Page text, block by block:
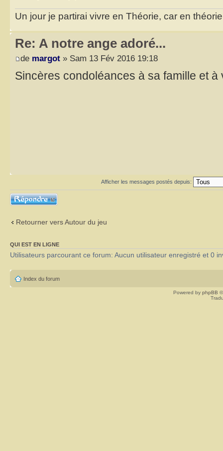
Un jour je partirai vivre en Théorie, car en
Re: A notre ange adoré...
de margot » Sam 13 Fév 2016 19:18
Sincères condoléances à sa famille et
Afficher les messages postés depuis:
Répondre
Retourner vers Autour du jeu
QUI EST EN LIGNE
Utilisateurs parcourant ce forum: Aucun utilisateur enregistré et 0
Index du forum
Powered by phpBB